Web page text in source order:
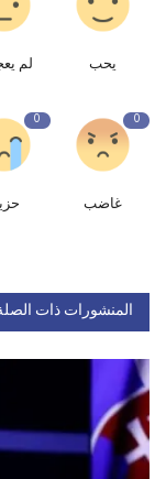
يحب لم
0
غاضب
0
المنشورات ذات